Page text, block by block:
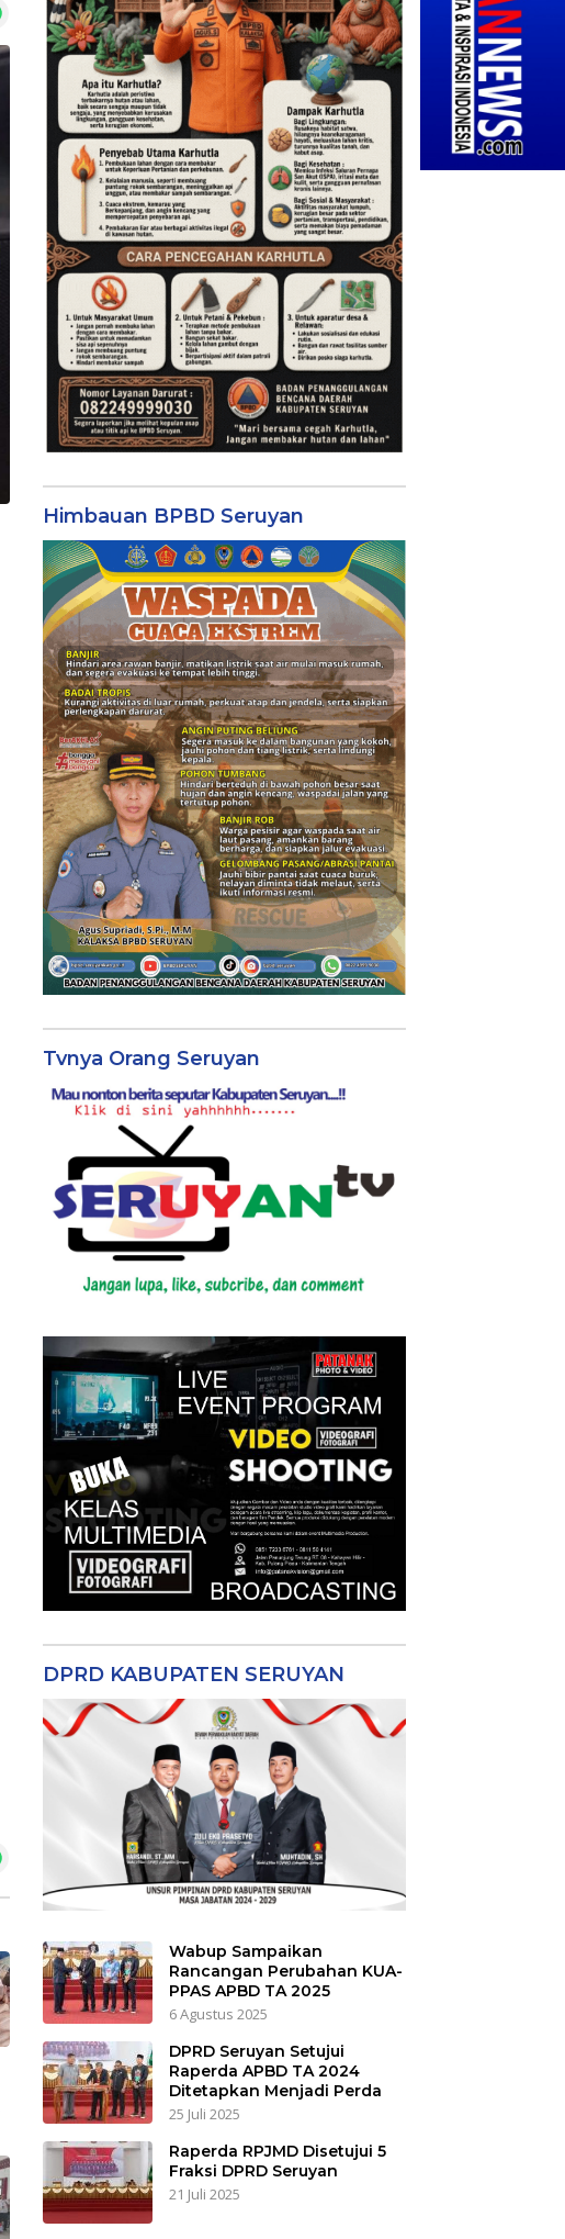
Himbauan BPBD Seruyan
Tvnya Orang Seruyan
DPRD KABUPATEN SERUYAN
Wabup Sampaikan
Rancangan Perubahan KUA-
PPAS APBD TA 2025
6 Agustus 2025
DPRD Seruyan Setujui
Raperda APBD TA 2024
Ditetapkan Menjadi Perda
25 Juli 2025
Raperda RPJMD Disetujui 5
Fraksi DPRD Seruyan
21 Juli 2025